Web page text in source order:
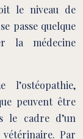
le niveau de
passe quelque
la médecine
peuvent être
le cadre d’un
Par